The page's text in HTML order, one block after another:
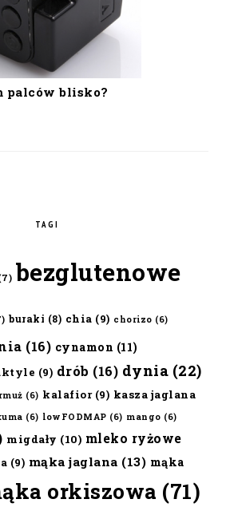
palców blisko?
TAGI
bezglutenowe
buraki (8) chia (9) chorizo (6)
(16) cynamon (11)
(9) drób (16) dynia (22)
(6) kalafior(9) kasza jaglana
(6) lowFODMAP (6) mango (6)
migdały (10) mleko ryżowe
(9) mąka jaglana (13) mąka
orkiszowa (71)